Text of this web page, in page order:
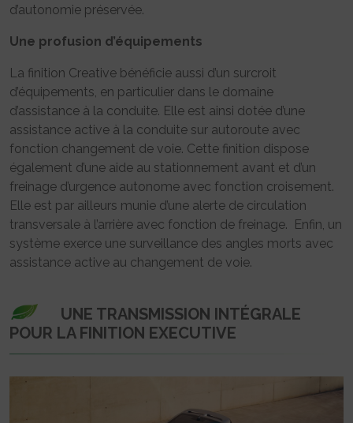
d’autonomie préservée.
Une profusion d’équipements
La finition Creative bénéficie aussi d’un surcroit
d’équipements, en particulier dans le domaine
d’assistance à la conduite. Elle est ainsi dotée d’une
assistance active à la conduite sur autoroute avec
fonction changement de voie. Cette finition dispose
également d’une aide au stationnement avant et d’un
freinage d’urgence autonome avec fonction croisement.
Elle est par ailleurs munie d’une alerte de circulation
transversale à l’arrière avec fonction de freinage. Enfin, un
système exerce une surveillance des angles morts avec
assistance active au changement de voie.
UNE TRANSMISSION INTÉGRALE
POUR LA FINITION EXECUTIVE